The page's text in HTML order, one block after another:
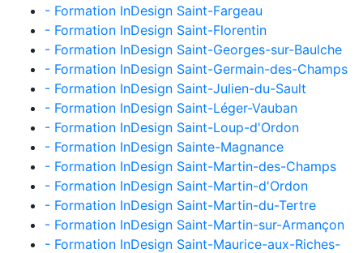
- Formation InDesign Saint-Fargeau
- Formation InDesign Saint-Florentin
- Formation InDesign Saint-Georges-sur-Baulche
- Formation InDesign Saint-Germain-des-Champs
- Formation InDesign Saint-Julien-du-Sault
- Formation InDesign Saint-Léger-Vauban
- Formation InDesign Saint-Loup-d'Ordon
- Formation InDesign Sainte-Magnance
- Formation InDesign Saint-Martin-des-Champs
- Formation InDesign Saint-Martin-d'Ordon
- Formation InDesign Saint-Martin-du-Tertre
- Formation InDesign Saint-Martin-sur-Armançon
- Formation InDesign Saint-Maurice-aux-Riches-